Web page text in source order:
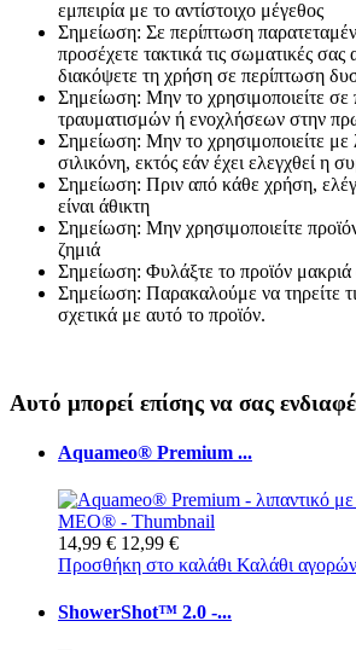
εμπειρία με το αντίστοιχο μέγεθος
Σημείωση: Σε περίπτωση
προσέχετε τακτικά τις σωματικές σας
διακόψετε τη χρήση σε περίπτωση
Σημείωση: Μην το χρησιμοποιείτε
τραυματισμών ή ενοχλήσεων στην
Σημείωση: Μην το χρησιμοποιείτε με
σιλικόνη, εκτός εάν έχει ελεγχθεί η
Σημείωση: Πριν από κάθε χρήση,
είναι άθικτη
Σημείωση: Μην χρησιμοποιείτε
ζημιά
Σημείωση: Φυλάξτε το προϊόν μακριά
Σημείωση: Παρακαλούμε να τηρείτε
σχετικά με αυτό το προϊόν.
Αυτό μπορεί επίσης να σας
Aquameo® Premium ...
14,99 € 12,99 €
Προσθήκη στο καλάθι Καλάθι αγορών
ShowerShot™ 2.0 -...